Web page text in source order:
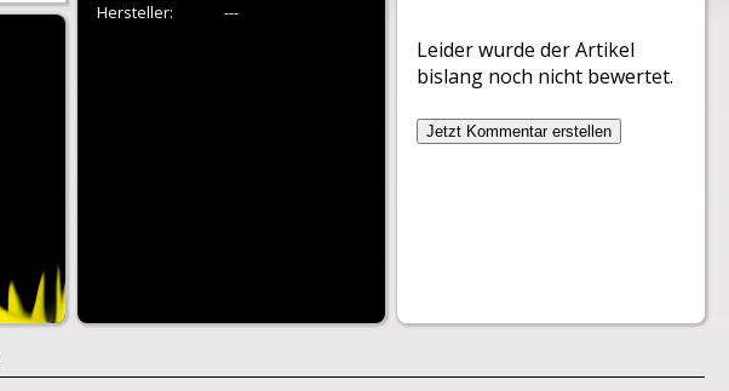
Hersteller: ---
Leider wurde der Artikel
bislang noch nicht bewertet.
Jetzt Kommentar erstellen